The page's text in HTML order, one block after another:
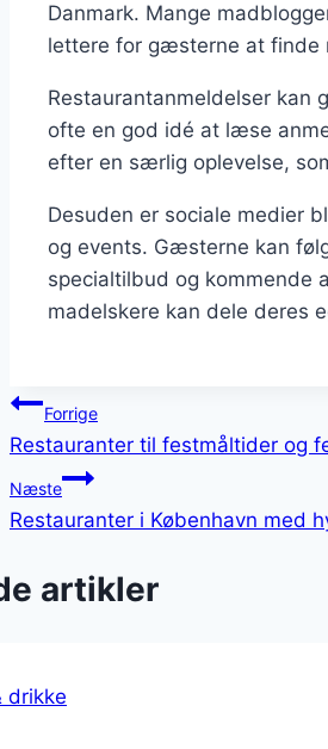
Danmark. Mange
lettere for gæsterne at finde
Restaurantanmeldelser kan
ofte en god idé at læse
efter en særlig oplevelse,
Desuden er sociale medier
og events. Gæsterne kan
specialtilbud og kommende
madelskere kan dele deres
Indlægsnavigation
Forrige
Restauranter til festmåltider og
Næste
Restauranter i København med
artikler
drikke